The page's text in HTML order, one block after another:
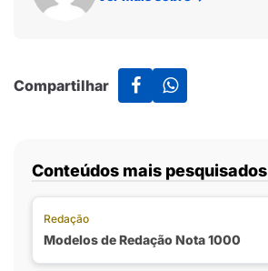
Compartilhar
Conteúdos mais pesquisados
Redação
Modelos de Redação Nota 1000